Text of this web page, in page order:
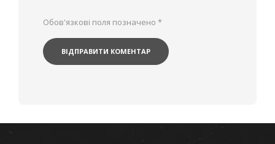
Обов'язкові поля позначено *